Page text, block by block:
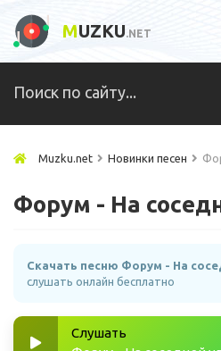
MUZKU.NET
Muzku.net Новинки песен
Форум - На
Скачать песню Форум - На
слушать онлайн бесплатно
Слушать